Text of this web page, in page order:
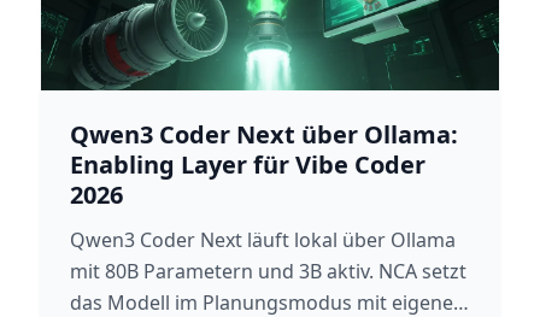
Qwen3 Coder Next über Ollama:
Enabling Layer für Vibe Coder
2026
Qwen3 Coder Next läuft lokal über Ollama
mit 80B Parametern und 3B aktiv. NCA setzt
das Modell im Planungsmodus mit eigener